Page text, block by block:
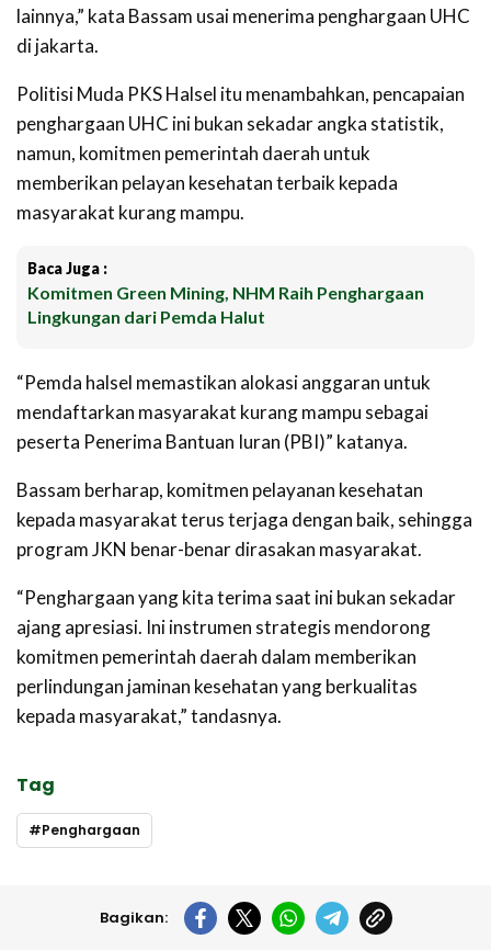
lainnya,” kata Bassam usai menerima penghargaan UHC
di jakarta.
Politisi Muda PKS Halsel itu menambahkan, pencapaian
penghargaan UHC ini bukan sekadar angka statistik,
namun, komitmen pemerintah daerah untuk
memberikan pelayan kesehatan terbaik kepada
masyarakat kurang mampu.
Baca Juga :
Komitmen Green Mining, NHM Raih Penghargaan
Lingkungan dari Pemda Halut
“Pemda halsel memastikan alokasi anggaran untuk
mendaftarkan masyarakat kurang mampu sebagai
peserta Penerima Bantuan Iuran (PBI)” katanya.
Bassam berharap, komitmen pelayanan kesehatan
kepada masyarakat terus terjaga dengan baik, sehingga
program JKN benar-benar dirasakan masyarakat.
“Penghargaan yang kita terima saat ini bukan sekadar
ajang apresiasi. Ini instrumen strategis mendorong
komitmen pemerintah daerah dalam memberikan
perlindungan jaminan kesehatan yang berkualitas
kepada masyarakat,” tandasnya.
Tag
Penghargaan
Bagikan: